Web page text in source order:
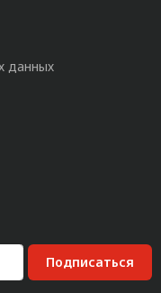
данных
Подписаться